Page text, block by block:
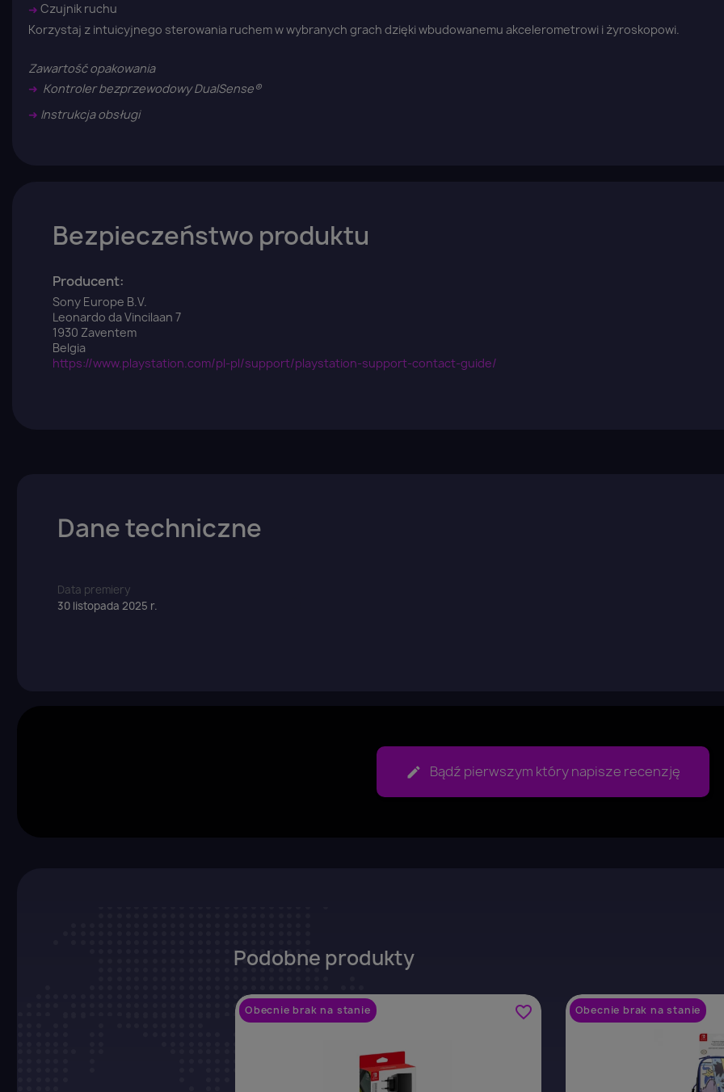
➜ Czujnik ruchu
Korzystaj z intuicyjnego sterowania ruchem w wybranych grach dzięki wbudowanemu akcelerometrowi i żyroskopowi.
Zawartość opakowania
➜ Kontroler bezprzewodowy DualSense®
➜ Instrukcja obsługi
Bezpieczeństwo produktu
Producent:
Sony Europe B.V.
Leonardo da Vincilaan 7
1930 Zaventem
Belgia
https://www.playstation.com/pl-pl/support/playstation-support-contact-guide/
Dane techniczne
Data premiery
30 listopada 2025 r.
Bądź pierwszym który napisze recenzję
Podobne produkty
Obecnie brak na stanie favorite_border Obecnie brak na stanie